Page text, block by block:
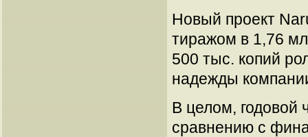
Новый проект
тиражом в 1,76
500 тыс. копий
надежды
В целом, годовой
сравнению с